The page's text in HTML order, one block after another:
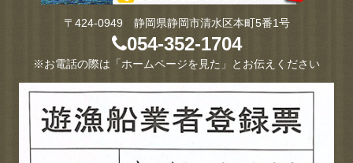
〒424-0949 静岡県静岡市清水区本町5番1号
054-352-1704
※お電話の際は「ホームページを見た」とお伝えください